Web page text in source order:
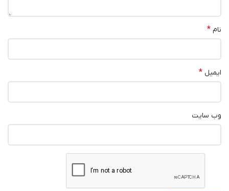
نام *
ایمیل *
وب‌ سایت